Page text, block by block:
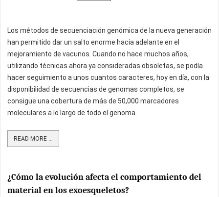
Los métodos de secuenciación genómica de la nueva generación
han permitido dar un salto enorme hacia adelante en el
mejoramiento de vacunos. Cuando no hace muchos años,
utilizando técnicas ahora ya consideradas obsoletas, se podía
hacer seguimiento a unos cuantos caracteres, hoy en día, con la
disponibilidad de secuencias de genomas completos, se
consigue una cobertura de más de 50,000 marcadores
moleculares a lo largo de todo el genoma.
READ MORE ...
¿Cómo la evolución afecta el comportamiento del
material en los exoesqueletos?